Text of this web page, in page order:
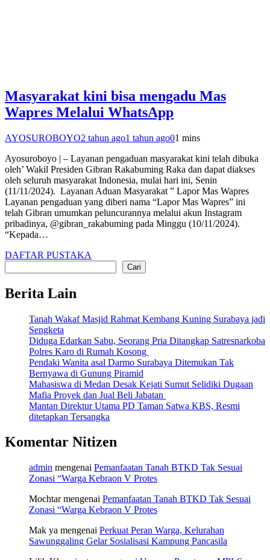
Masyarakat kini bisa mengadu Mas
Wapres Melalui WhatsApp
AYOSUROBOYO2 tahun ago1 tahun ago01 mins
Ayosuroboyo | – Layanan pengaduan masyarakat kini telah dibuka
oleh’ Wakil Presiden Gibran Rakabuming Raka dan dapat diakses
oleh seluruh masyarakat Indonesia, mulai hari ini, Senin
(11/11/2024). Layanan Aduan Masyarakat ” Lapor Mas Wapres
Layanan pengaduan yang diberi nama “Lapor Mas Wapres” ini
telah Gibran umumkan peluncurannya melalui akun Instagram
pribadinya, @gibran_rakabuming pada Minggu (10/11/2024).
“Kepada…
DAFTAR PUSTAKA
Cari
Berita Lain
Tanah Wakaf Masjid Rahmat Kembang Kuning Surabaya jadi
Sengketa
Diduga Edarkan Sabu, Seorang Pria Ditangkap Satresnarkoba
Polres Karo di Rumah Kosong
Pendaki Wanita asal Darmo Surabaya Ditemukan Tak
Bernyawa di Gunung Piramid
Mahasiswa di Medan Desak Kejati Sumut Selidiki Dugaan
Mafia Proyek dan Jual Beli Jabatan
Mantan Direktur Utama PD Taman Satwa KBS, Resmi
ditetapkan Tersangka
Komentar Nitizen
admin mengenai Pemanfaatan Tanah BTKD Tak Sesuai
Zonasi “Warga Kebraon V Protes
Mochtarmengenai Pemanfaatan Tanah BTKD Tak Sesuai
Zonasi “Warga Kebraon V Protes
Mak ya mengenai Perkuat Peran Warga, Kelurahan
Sawunggaling Gelar Sosialisasi Kampung Pancasila